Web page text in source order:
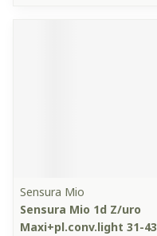
Sensura Mio
Sensura Mio 1d Z/uro
Maxi+pl.conv.light 31-43